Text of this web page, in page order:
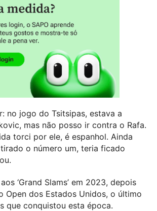
no jogo do Tsitsipas, estava a
mas não posso ir contra o Rafa.
torci por ele, é espanhol. Ainda
o número um, teria ficado
‘Grand Slams’ em 2023, depois
Open dos Estados Unidos, o último
que conquistou esta época.